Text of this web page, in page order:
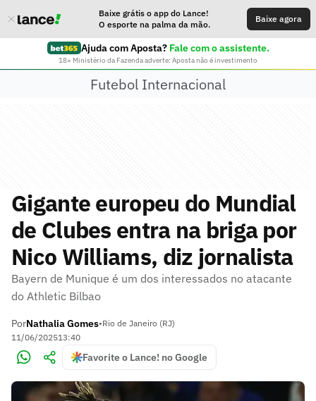
Baixe grátis o app do Lance!
O esporte na palma da mão.
Baixe agora
Ajuda com Aposta? Fale com o assistente.
18+ Ministério da Fazenda adverte: Aposta não é investimento
Futebol Internacional
Gigante europeu do Mundial
de Clubes entra na briga por
Nico Williams, diz jornalista
Bayern de Munique é um dos interessados no atacante
do Athletic Bilbao
PorNathalia Gomes•Rio de Janeiro (RJ)
11/06/202513:40
Favorite o Lance! no Google